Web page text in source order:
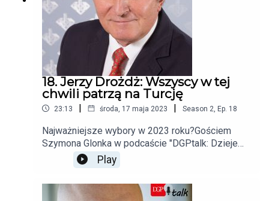
18. Jerzy Drożdż: Wszyscy w tej
chwili patrzą na Turcję
23:13 | środa, 17 maja 2023 | Season 2 Ep. 18
Najważniejsze wybory w 2023 roku?Gościem
Szymona Glonka w podcaście "DGPtalk: Dzieje
się świat" jest Jerzy Drożdż, Ambasador
Tytularny, Dyrektor Biura Współpracy z Zagranicą.
Play